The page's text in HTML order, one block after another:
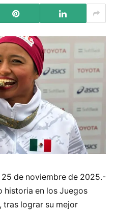
de noviembre de 2025.-
historia en los Juegos
lograr su mejor